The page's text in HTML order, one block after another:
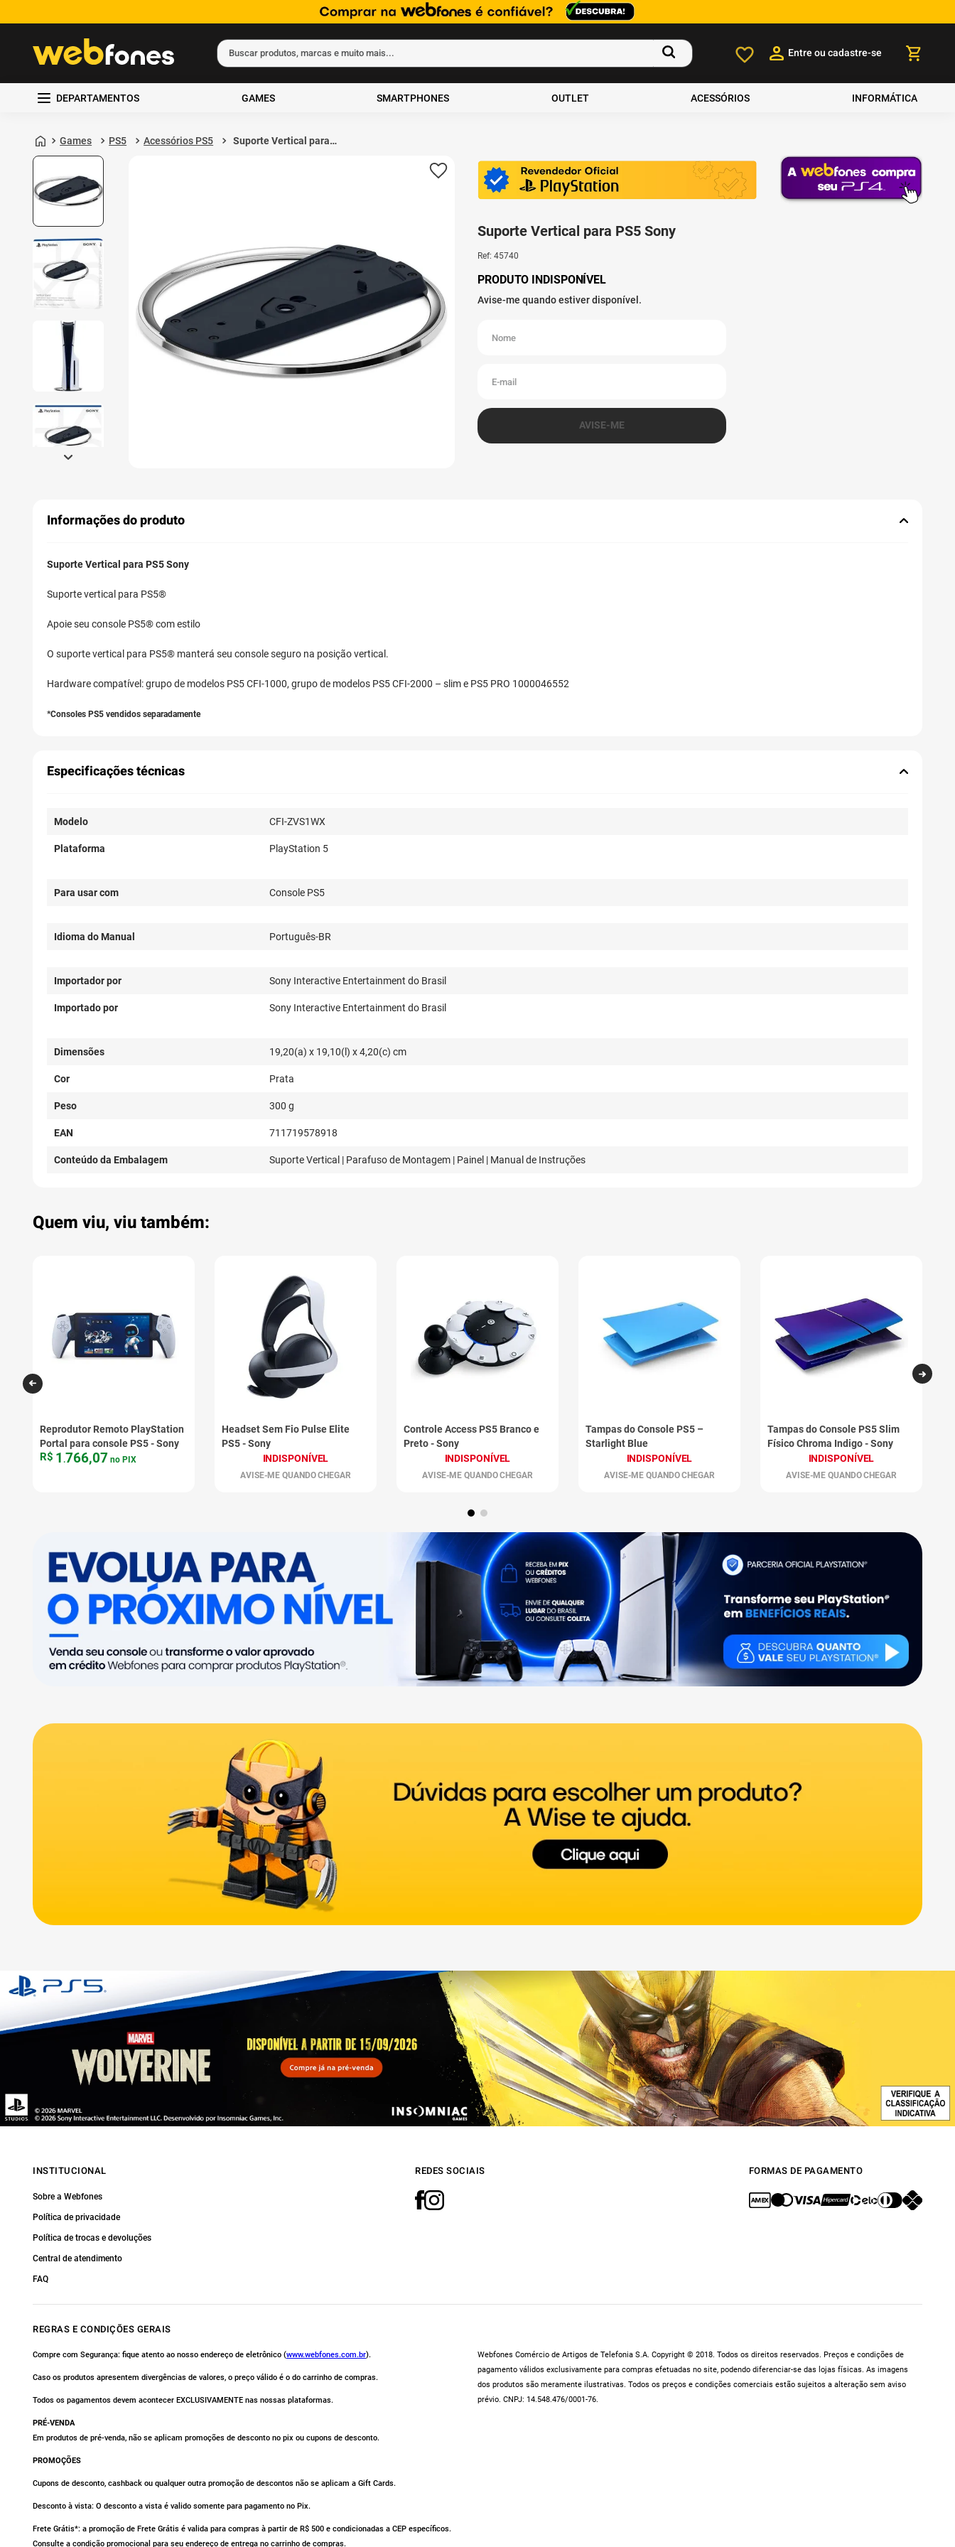
Buscar produtos, marcas e muito mais...
Entre ou cadastre-se
DEPARTAMENTOS GAMES SMARTPHONES OUTLET ACESSÓRIOS INFORMÁTICA
Games PS5 Acessórios PS5
Suporte Vertical para
Suporte Vertical para PS5 Sony
Ref: 45740
Informações do produto
Suporte Vertical para PS5 Sony
Suporte vertical para PS5®
Apoie seu console PS5® com estilo
O suporte vertical para PS5® manterá seu console seguro na posição vertical.
Hardware compatível: grupo de modelos PS5 CFI-1000, grupo de modelos PS5 CFI-2000 – slim e PS5 PRO 1000046552
*Consoles PS5 vendidos separadamente
Especificações técnicas
Modelo CFI-ZVS1WX
Plataforma PlayStation 5
Para usar com Console PS5
Idioma do Manual Português-BR
Importador por Sony Interactive Entertainment do Brasil
Importado por Sony Interactive Entertainment do Brasil
Dimensões 19,20(a) x 19,10(l) x 4,20(c) cm
Cor Prata
Peso 300 g
EAN 711719578918
Conteúdo da Embalagem Suporte Vertical | Parafuso de Montagem | Painel | Manual de Instruções
Quem viu, viu também:
Reprodutor Remoto PlayStation
Portal para console PS5 - Sony
R$ 1 .766,07 no PIX
Headset Sem Fio Pulse Elite
PS5 - Sony
INDISPONÍVEL
AVISE-ME QUANDO CHEGAR
Controle Access PS5 Branco e
Preto - Sony
INDISPONÍVEL
AVISE-ME QUANDO CHEGAR
Tampas do Console PS5 –
Starlight Blue
INDISPONÍVEL
AVISE-ME QUANDO CHEGAR
Tampas do Console PS5 Slim
Físico Chroma Indigo - Sony
INDISPONÍVEL
AVISE-ME QUANDO CHEGAR
INSTITUCIONAL
Sobre a Webfones
Política de privacidade
Política de trocas e devoluções
Central de atendimento
FAQ
REDES SOCIAIS FORMAS DE PAGAMENTO
REGRAS E CONDIÇÕES GERAIS
Compre com Segurança: fique atento ao nosso endereço de eletrônico (www.webfones.com.br).
Caso os produtos apresentem divergências de valores, o preço válido é o do carrinho de compras.
Todos os pagamentos devem acontecer EXCLUSIVAMENTE nas nossas plataformas.
PRÉ-VENDA
Em produtos de pré-venda, não se aplicam promoções de desconto no pix ou cupons de desconto.
PROMOÇÕES
Cupons de desconto, cashback ou qualquer outra promoção de descontos não se aplicam a Gift Cards.
Desconto à vista: O desconto a vista é valido somente para pagamento no Pix.
Frete Grátis*: a promoção de Frete Grátis é valida para compras à partir de R$ 500 e condicionadas a CEP específicos.
Consulte a condição promocional para seu endereço de entrega no carrinho de compras.
Webfones Comércio de Artigos de Telefonia S.A. Copyright © 2018. Todos os direitos reservados. Preços e condições de
pagamento válidos exclusivamente para compras efetuadas no site, podendo diferenciar-se das lojas físicas. As imagens
dos produtos são meramente ilustrativas. Todos os preços e condições comerciais estão sujeitos a alteração sem aviso
prévio. CNPJ: 14.548.476/0001-76.
Termos mais buscados
2º
gift card